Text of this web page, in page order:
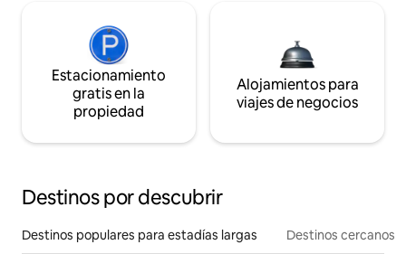
Estacionamiento
gratis en la
propiedad
Alojamientos para
viajes de negocios
Destinos por descubrir
Destinos populares para estadías largas Destinos cercanos